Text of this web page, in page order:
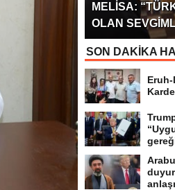
MELISA:
OLAN
SON DAKİKA